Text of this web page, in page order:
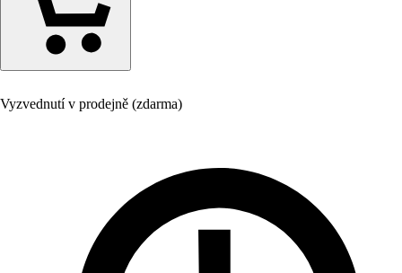
Vyzvednutí v prodejně (zdarma)